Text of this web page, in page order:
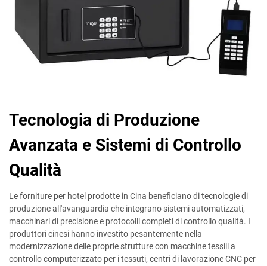
Tecnologia di Produzione
Avanzata e Sistemi di Controllo
Qualità
Le forniture per hotel prodotte in Cina beneficiano di tecnologie di
produzione all'avanguardia che integrano sistemi automatizzati,
macchinari di precisione e protocolli completi di controllo qualità. I
produttori cinesi hanno investito pesantemente nella
modernizzazione delle proprie strutture con macchine tessili a
controllo computerizzato per i tessuti, centri di lavorazione CNC per